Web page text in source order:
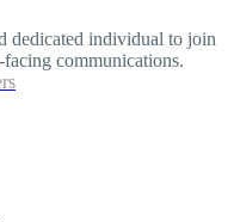
dedicated individual to join
communications.